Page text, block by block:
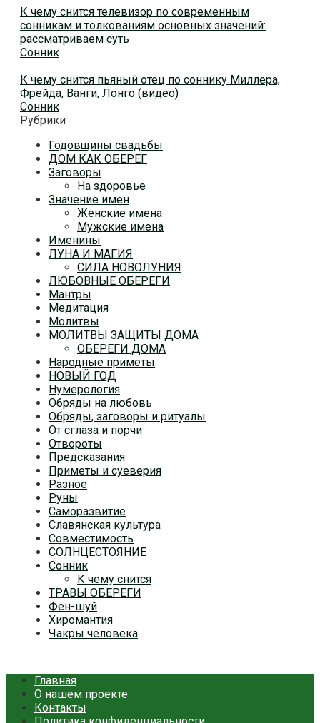
К чему снится телевизор по современным
сонникам и толкованиям основных значений:
рассматриваем суть
Сонник
К чему снится пьяный отец по соннику Миллера,
Фрейда, Ванги, Лонго (видео)
Сонник
Рубрики
Годовщины свадьбы
ДОМ КАК ОБЕРЕГ
Заговоры
На здоровье
Значение имен
Женские имена
Мужские имена
Именины
ЛУНА И МАГИЯ
СИЛА НОВОЛУНИЯ
ЛЮБОВНЫЕ ОБЕРЕГИ
Мантры
Медитация
Молитвы
МОЛИТВЫ ЗАЩИТЫ ДОМА
ОБЕРЕГИ ДОМА
Народные приметы
НОВЫЙ ГОД
Нумерология
Обряды на любовь
Обряды, заговоры и ритуалы
От сглаза и порчи
Отвороты
Предсказания
Приметы и суеверия
Разное
Руны
Саморазвитие
Славянская культура
Совместимость
СОЛНЦЕСТОЯНИЕ
Сонник
К чему снится
ТРАВЫ ОБЕРЕГИ
Фен-шуй
Хиромантия
Чакры человека
Главная
О нашем проекте
Контакты